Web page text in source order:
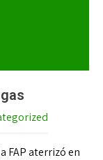
FAP aterrizó en